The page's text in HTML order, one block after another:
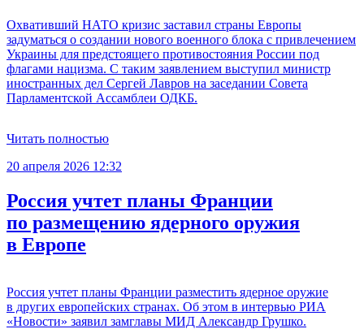
Охвативший НАТО кризис заставил страны Европы
задуматься о создании нового военного блока с привлечением
Украины для предстоящего противостояния России под
флагами нацизма. С таким заявлением выступил министр
иностранных дел Сергей Лавров на заседании Совета
Парламентской Ассамблеи ОДКБ.
Читать полностью
20 апреля 2026 12:32
Россия учтет планы Франции
по размещению ядерного оружия
в Европе
Россия учтет планы Франции разместить ядерное оружие
в других европейских странах. Об этом в интервью РИА
«Новости» заявил замглавы МИД Александр Грушко.